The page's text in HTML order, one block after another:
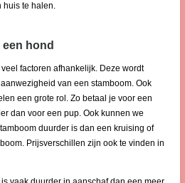
huis te halen.
hond
factoren afhankelijk. Deze wordt
van een stamboom. Ook
een grote rol. Zo betaal je voor een
dan voor een pup. Ook kunnen we
duurder is dan een kruising of
Prijsverschillen zijn ook te vinden in